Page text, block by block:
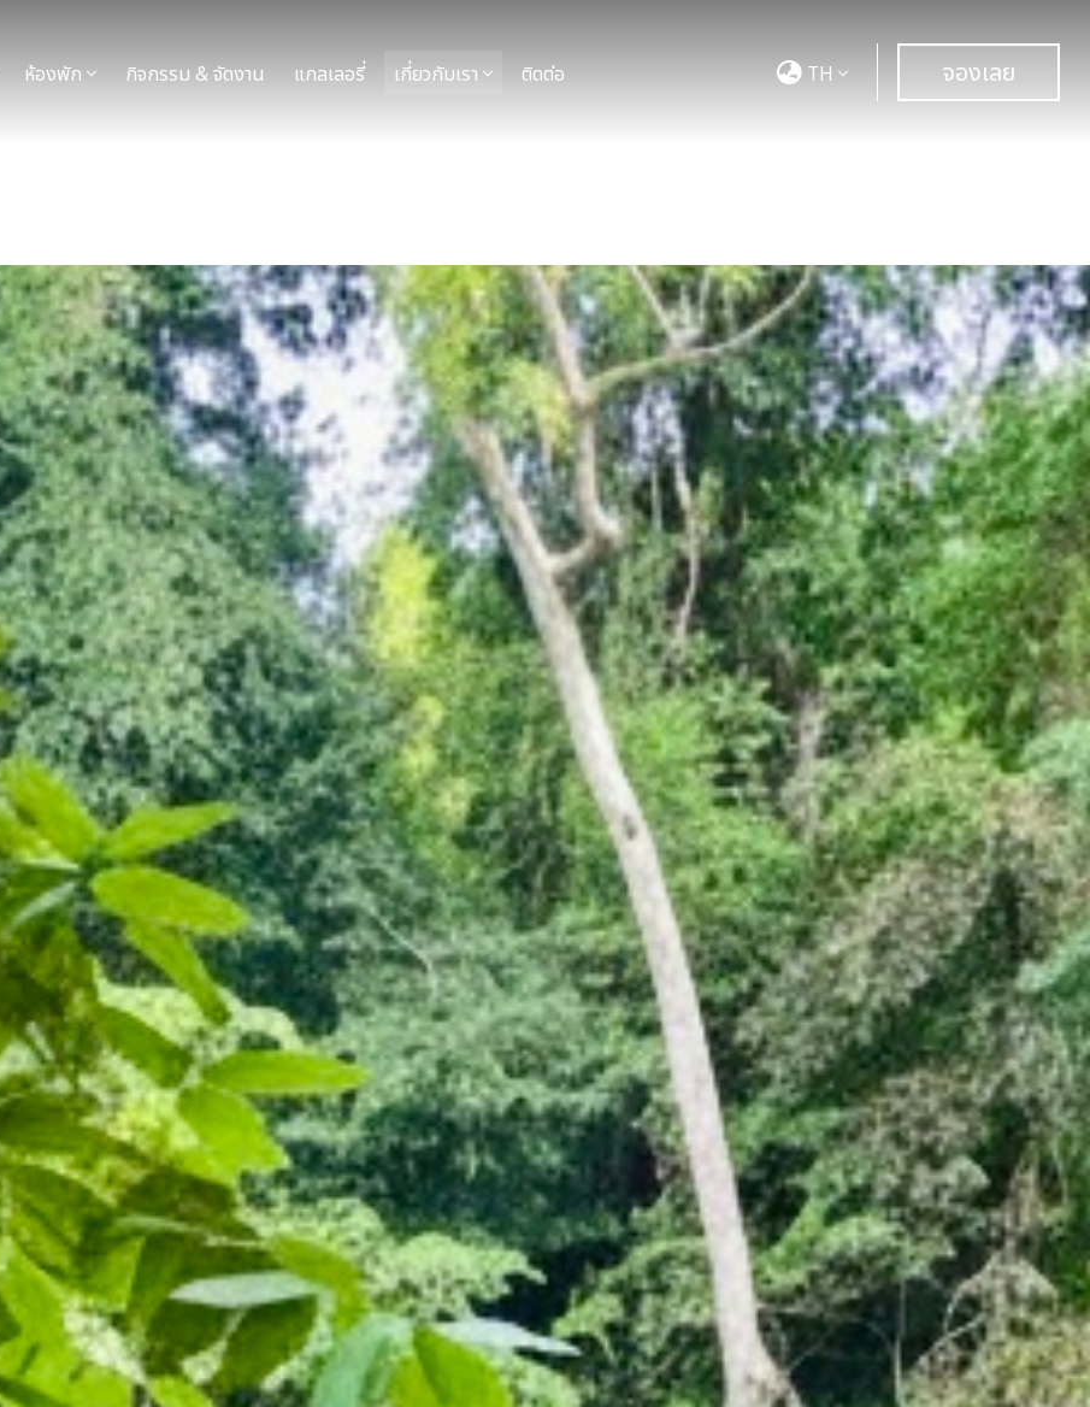
ห้องพัก กิจกรรม & จัดงาน แกลเลอรี่ เกี่ยวกับเรา ติดต่อ TH จองเลย